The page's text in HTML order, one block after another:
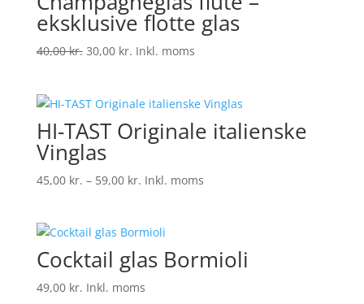
eksklusive flotte glas
40,00kr. Den
var:
40,00 kr..
30,00 kr.Den
er:
30,00 kr..
Inkl. moms
HI-TAST Originale italienske
Vinglas
45,00 kr. – 59,00 kr. Prisinterval:
59,00 kr.
Inkl. moms
Cocktail glas Bormioli
49,00 kr. Inkl. moms